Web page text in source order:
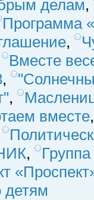
делам,
Программа
,
Вместе
,
,
вместе
,
детям